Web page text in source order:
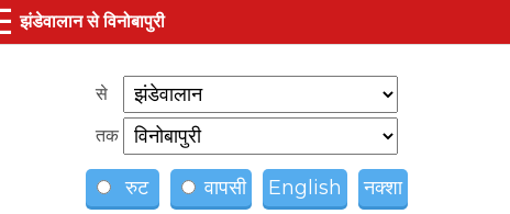
झंडेवालान से विनोबापुरी
से
तक
रुट वापसी English नक्शा